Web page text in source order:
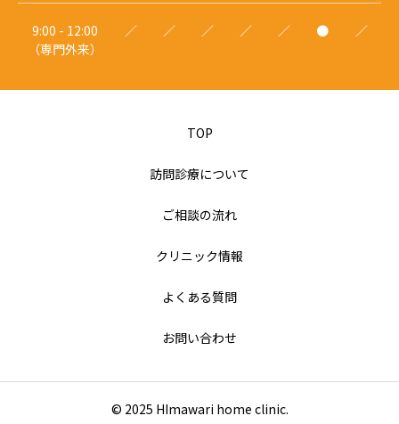
9:00 - 12:00
（専門外来）
／ ／ ／ ／ ／ ● ／
TOP
訪問診療について
ご相談の流れ
クリニック情報
よくある質問
お問い合わせ
© 2025 HImawari home clinic.